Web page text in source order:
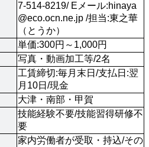
7-514-8219/ Eメール:hinaya
@eco.ocn.ne.jp /担当:東之華
（とうか）
単価:300円～1,000円
写真・動画加工等/2名
工賃締切:毎月末日/支払日:翌
月10日/現金
大津・南部・甲賀
技能経験不要/技能習得研修不
要
家内労働者が受取・持込/その